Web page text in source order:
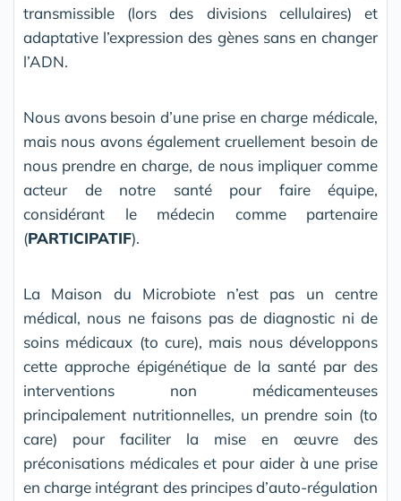
transmissible (lors des divisions cellulaires) et
adaptative l’expression des gènes sans en changer
l’ADN.
Nous avons besoin d’une prise en charge médicale,
mais nous avons également cruellement besoin de
nous prendre en charge, de nous impliquer comme
acteur de notre santé pour faire équipe,
considérant le médecin comme partenaire
(PARTICIPATIF).
La Maison du Microbiote n’est pas un centre
médical, nous ne faisons pas de diagnostic ni de
soins médicaux (to cure), mais nous développons
cette approche épigénétique de la santé par des
interventions non médicamenteuses
principalement nutritionnelles, un prendre soin (to
care) pour faciliter la mise en œuvre des
préconisations médicales et pour aider à une prise
en charge intégrant des principes d’auto-régulation